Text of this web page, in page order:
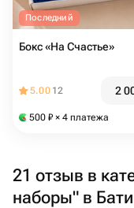
Последний
Бокс «На Счастье»
5.00 12 2
500 ₽ × 4 платежа
21 отзыв в
наборы" в